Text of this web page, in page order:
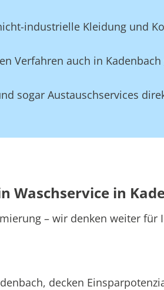
industrielle Kleidung und
Verfahren auch in
sogar Austauschservices
Waschservice in
– wir denken weiter
decken